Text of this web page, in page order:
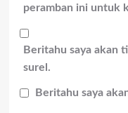
peramban ini untuk
Beritahu saya akan
surel.
Beritahu saya